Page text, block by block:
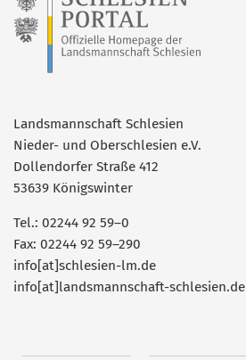
Landsmannschaft Schlesien
Nieder- und Oberschlesien e.V.
Dollendorfer Straße 412
53639 Königswinter
Tel.: 02244 92 59–0
Fax: 02244 92 59–290
info[at]schlesien-lm.de
info[at]landsmannschaft-schlesien.de